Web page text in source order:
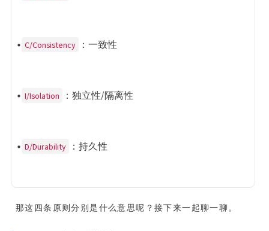
• C/Consistency ：一致性
• I/Isolation ：独立性/隔离性
• D/Durability ：持久性
那这四条原则分别是什么意思呢？接下来一起聊一聊。